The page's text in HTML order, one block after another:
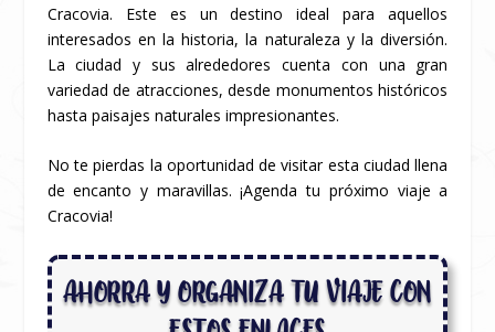
Cracovia. Este es un destino ideal para aquellos
interesados en la historia, la naturaleza y la diversión.
La ciudad y sus alrededores cuenta con una gran
variedad de atracciones, desde monumentos históricos
hasta paisajes naturales impresionantes.
No te pierdas la oportunidad de visitar esta ciudad llena
de encanto y maravillas. ¡Agenda tu próximo viaje a
Cracovia!
AHORRA Y ORGANIZA TU VIAJE CON